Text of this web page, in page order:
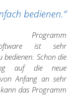
bedienen.“
Programm
ist sehr
bedienen. Schon die
auf die neue
Anfang an sehr
das Programm